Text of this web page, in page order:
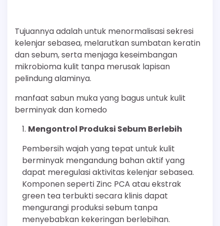
Tujuannya adalah untuk menormalisasi sekresi
kelenjar sebasea, melarutkan sumbatan keratin
dan sebum, serta menjaga keseimbangan
mikrobioma kulit tanpa merusak lapisan
pelindung alaminya.
manfaat sabun muka yang bagus untuk kulit
berminyak dan komedo
Mengontrol Produksi Sebum Berlebih
Pembersih wajah yang tepat untuk kulit
berminyak mengandung bahan aktif yang
dapat meregulasi aktivitas kelenjar sebasea.
Komponen seperti Zinc PCA atau ekstrak
green tea terbukti secara klinis dapat
mengurangi produksi sebum tanpa
menyebabkan kekeringan berlebihan.